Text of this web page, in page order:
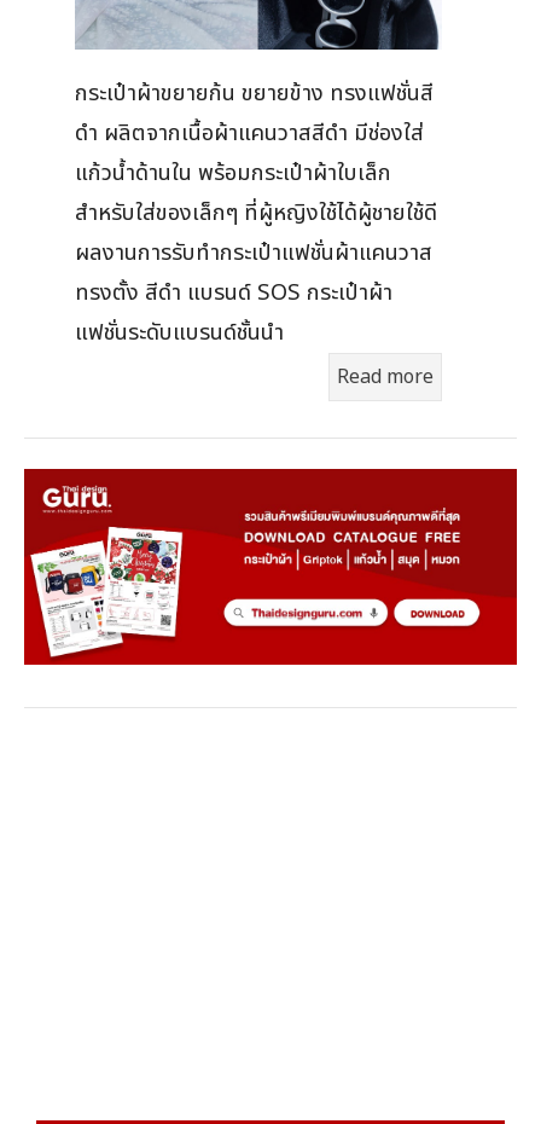
กระเป๋าผ้าขยายก้น ขยายข้าง ทรงแฟชั่นสี
ดำ ผลิตจากเนื้อผ้าแคนวาสสีดำ มีช่องใส่
แก้วน้ำด้านใน พร้อมกระเป๋าผ้าใบเล็ก
สำหรับใส่ของเล็กๆ ที่ผู้หญิงใช้ได้ผู้ชายใช้ดี
ผลงานการรับทำกระเป๋าแฟชั่นผ้าแคนวาส
ทรงตั้ง สีดำ แบรนด์ SOS กระเป๋าผ้า
แฟชั่นระดับแบรนด์ชั้นนำ
Read more